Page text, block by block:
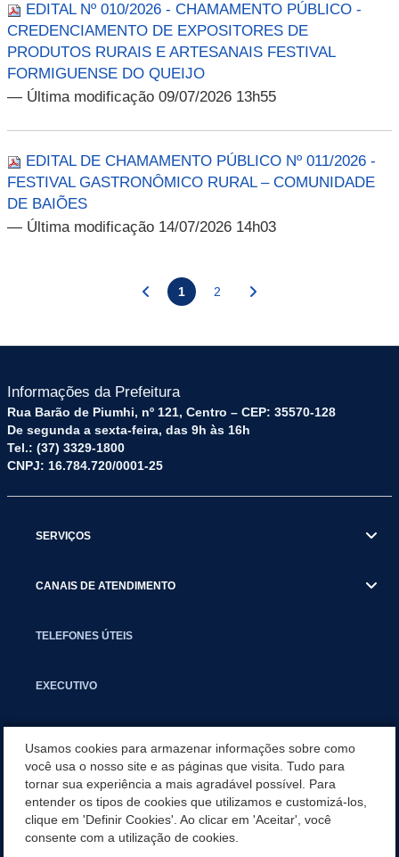
EDITAL Nº 010/2026 - CHAMAMENTO PÚBLICO -
CREDENCIAMENTO DE EXPOSITORES DE
PRODUTOS RURAIS E ARTESANAIS FESTIVAL
FORMIGUENSE DO QUEIJO
— Última modificação 09/07/2026 13h55
EDITAL DE CHAMAMENTO PÚBLICO Nº 011/2026 -
FESTIVAL GASTRONÔMICO RURAL – COMUNIDADE
DE BAIÕES
— Última modificação 14/07/2026 14h03
1 2
Informações da Prefeitura
Rua Barão de Piumhi, nº 121, Centro – CEP: 35570-128
De segunda a sexta-feira, das 9h às 16h
Tel.: (37) 3329-1800
CNPJ: 16.784.720/0001-25
SERVIÇOS
CANAIS DE ATENDIMENTO
TELEFONES ÚTEIS
EXECUTIVO
APLICATIVO
SECRETARIAS
Usamos cookies para armazenar informações sobre como
você usa o nosso site e as páginas que visita. Tudo para
tornar sua experiência a mais agradável possível. Para
entender os tipos de cookies que utilizamos e customizá-los,
clique em 'Definir Cookies'. Ao clicar em 'Aceitar', você
consente com a utilização de cookies.